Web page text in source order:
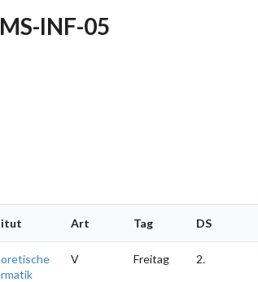
INF-05
Art Tag DS
V Freitag 2.